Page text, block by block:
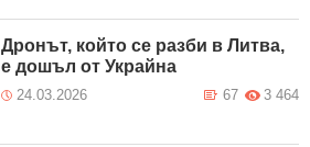
Дронът, който се разби в Литва,
е дошъл от Украйна
24.03.2026 3 464
67